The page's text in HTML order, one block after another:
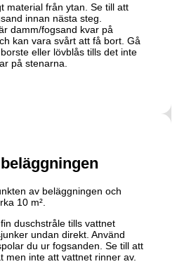
material från ytan. Se till att
innan nästa steg.
damm/fogsand kvar på
kan vara svårt att få bort. Gå
eller lövblås tills det inte
på stenarna.
av beläggningen och
10 m².
duschstråle tills vattnet
undan direkt. Använd
du ur fogsanden. Se till att
men inte att vattnet rinner av.